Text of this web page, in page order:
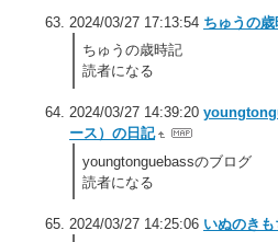
2024/03/27 17:13:54 ちゅうの歳
ちゅうの歳時記
読者になる
2024/03/27 14:39:20
ース）の日記
youngtonguebassのブログ
読者になる
2024/03/27 14:25:06 いぬのきも